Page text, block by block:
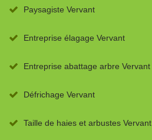
Paysagiste Vervant
Entreprise élagage Vervant
Entreprise abattage arbre Vervant
Défrichage Vervant
Taille de haies et arbustes Vervant